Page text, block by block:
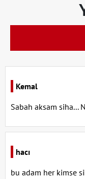
Kemal
Sabah aksam siha...
hacı
bu adam her kimse